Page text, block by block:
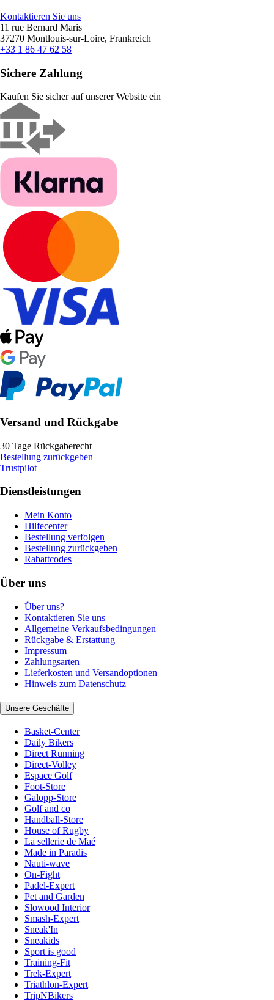
Kontaktieren Sie uns
11 rue Bernard Maris
37270 Montlouis-sur-Loire, Frankreich
+33 1 86 47 62 58
Sichere Zahlung
Kaufen Sie sicher auf unserer Website ein
Versand und Rückgabe
30 Tage Rückgaberecht
Bestellung zurückgeben
Trustpilot
Dienstleistungen
Mein Konto
Hilfecenter
Bestellung verfolgen
Bestellung zurückgeben
Rabattcodes
Über uns
Über uns?
Kontaktieren Sie uns
Allgemeine Verkaufsbedingungen
Rückgabe & Erstattung
Impressum
Zahlungsarten
Lieferkosten und Versandoptionen
Hinweis zum Datenschutz
Unsere Geschäfte
Basket-Center
Daily Bikers
Direct Running
Direct-Volley
Espace Golf
Foot-Store
Galopp-Store
Golf and co
Handball-Store
House of Rugby
La sellerie de Maé
Made in Paradis
Nauti-wave
On-Fight
Padel-Expert
Pet and Garden
Slowood Interior
Smash-Expert
Sneak'In
Sneakids
Sport is good
Training-Fit
Trek-Expert
Triathlon-Expert
TripNBikers